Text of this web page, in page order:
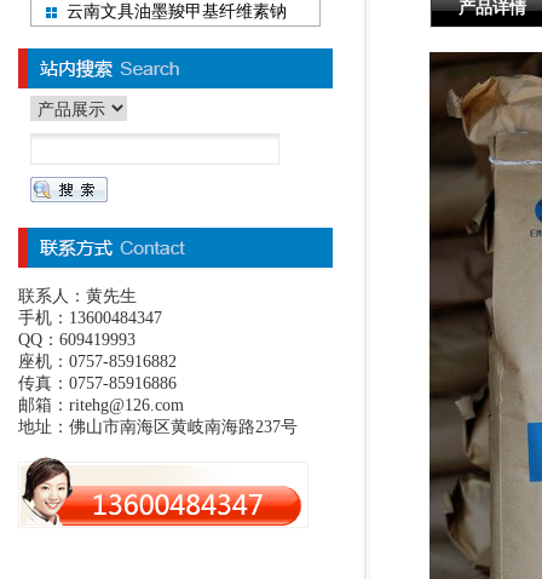
产品详情
云南文具油墨羧甲基纤维素钠
联系人：黄先生
手机：13600484347
QQ：609419993
座机：0757-85916882
传真：0757-85916886
邮箱：ritehg@126.com
地址：佛山市南海区黄岐南海路237号